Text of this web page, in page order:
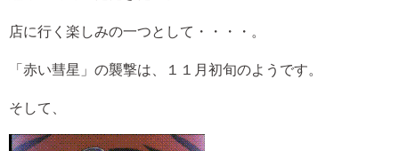
店に行く楽しみの一つとして・・・・。
「赤い彗星」の襲撃は、１１月初旬のようです。
そして、